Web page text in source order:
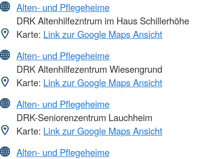
Alten- und Pflegeheime
DRK Altenhilfezntrum im Haus Schillerhöhe
Karte: Link zur Google Maps Ansicht
Alten- und Pflegeheime
DRK Altenhilfezentrum Wiesengrund
Karte: Link zur Google Maps Ansicht
Alten- und Pflegeheime
DRK-Seniorenzentrum Lauchheim
Karte: Link zur Google Maps Ansicht
Alten- und Pflegeheime